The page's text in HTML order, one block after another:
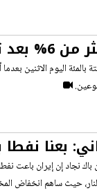
النفط
اليوم الاثنين
النار
حيث ساهم انخفاض